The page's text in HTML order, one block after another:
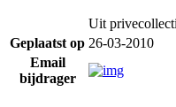
Uit
Geplaatst op 26-03-2010
Email
bijdrager